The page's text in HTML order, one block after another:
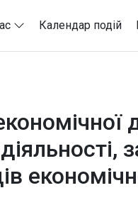
Календар подій